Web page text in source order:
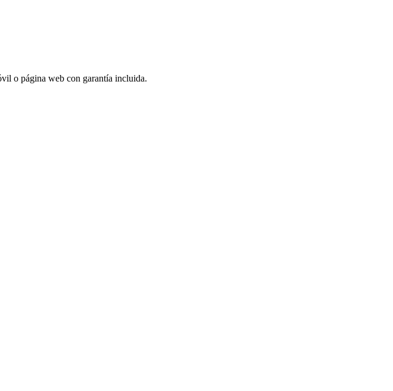
o página web con garantía incluida.